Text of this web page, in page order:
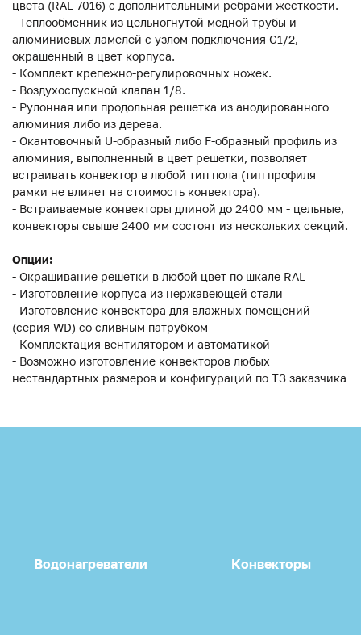
цвета (RAL 7016) с дополнительными ребрами жесткости.
- Теплообменник из цельногнутой медной трубы и
алюминиевых ламелей с узлом подключения G1/2,
окрашенный в цвет корпуса.
- Комплект крепежно-регулировочных ножек.
- Воздухоспускной клапан 1/8.
- Рулонная или продольная решетка из анодированного
алюминия либо из дерева.
- Окантовочный U-образный либо F-образный профиль из
алюминия, выполненный в цвет решетки, позволяет
встраивать конвектор в любой тип пола (тип профиля
рамки не влияет на стоимость конвектора).
- Встраиваемые конвекторы длиной до 2400 мм - цельные,
конвекторы свыше 2400 мм состоят из нескольких секций.
Опции:
- Окрашивание решетки в любой цвет по шкале RAL
- Изготовление корпуса из нержавеющей стали
- Изготовление конвектора для влажных помещений
(серия WD) со сливным патрубком
- Комплектация вентилятором и автоматикой
- Возможно изготовление конвекторов любых
нестандартных размеров и конфигураций по ТЗ заказчика
Водонагреватели Конвекторы